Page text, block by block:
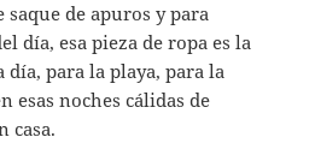
saque de apuros y para
día, esa pieza de ropa es la
día, para la playa, para la
esas noches cálidas de
casa.